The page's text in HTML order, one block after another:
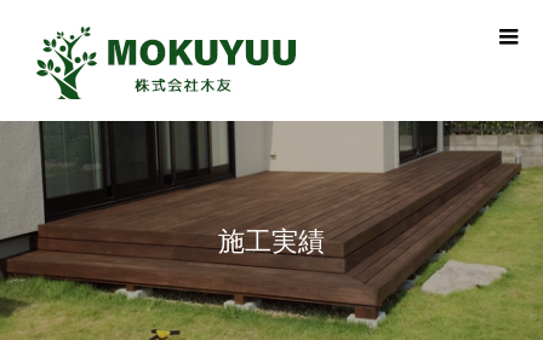
施工実績